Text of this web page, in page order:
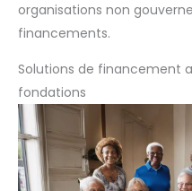
organisations non
financements.
Solutions de financement
fondations